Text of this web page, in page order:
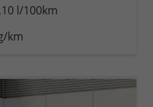
l/100km
km